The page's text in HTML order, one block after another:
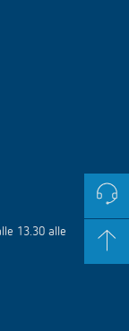
13.30 alle